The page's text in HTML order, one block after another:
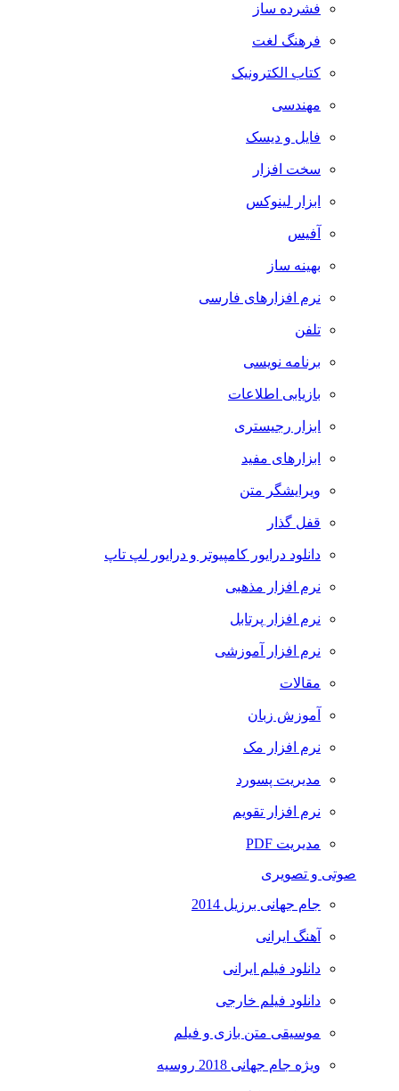
فشرده ساز
فرهنگ لغت
کتاب الکترونیک
مهندسی
فایل و دیسک
سخت افزار
ابزار لینوکس
آفیس
بهینه ساز
نرم افزارهای فارسی
تلفن
برنامه نویسی
بازیابی اطلاعات
ابزار رجیستری
ابزارهای مفید
ویرایشگر متن
قفل گذار
دانلود درایور کامپیوتر و درایور لپ تاپ
نرم افزار مذهبی
نرم افزار پرتابل
نرم افزار آموزشی
مقالات
آموزش زبان
نرم افزار مک
مدیریت پسورد
نرم افزار تقویم
مدیریت PDF
صوتی و تصویری
جام جهانی برزیل 2014
آهنگ ایرانی
دانلود فیلم ایرانی
دانلود فیلم خارجی
موسیقی متن بازی و فیلم
ویژه جام جهانی 2018 روسیه